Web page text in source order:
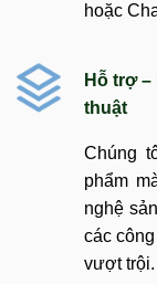
hoặc
Hỗ trợ
thuật
Chúng
phẩm
nghệ
các
vượt trội.